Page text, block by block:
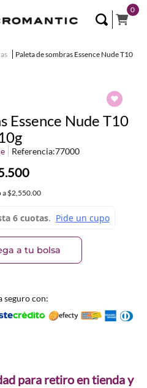
0
Paleta de sombras Essence Nude T10
Essence Nude T10
Referencia:77000
.500
a $2,550.00
a tu bolsa
seguro con:
para retiro en tienda y